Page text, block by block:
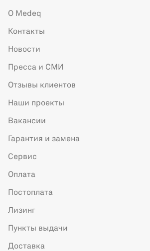
О Medeq
Контакты
Новости
Пресса и СМИ
Отзывы клиентов
Наши проекты
Вакансии
Гарантия и замена
Сервис
Оплата
Постоплата
Лизинг
Пункты выдачи
Доставка